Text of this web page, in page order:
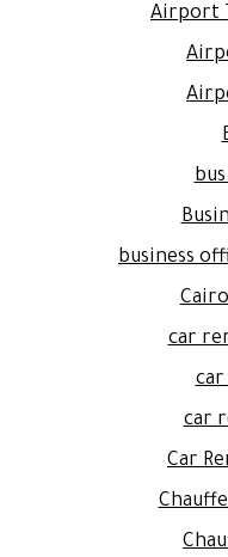
Airport
business
car
car
Car